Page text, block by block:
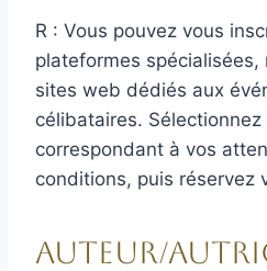
R : Vous pouvez vous
plateformes spécialisées,
sites web dédiés aux
célibataires.
correspondant à vos
conditions, puis réservez
Auteur/